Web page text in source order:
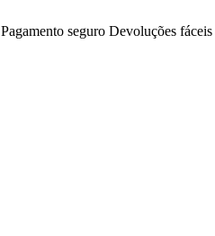
Pagamento seguro Devoluções fáceis